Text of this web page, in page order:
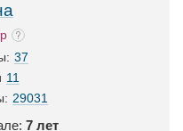
37
11
29031
7 лет